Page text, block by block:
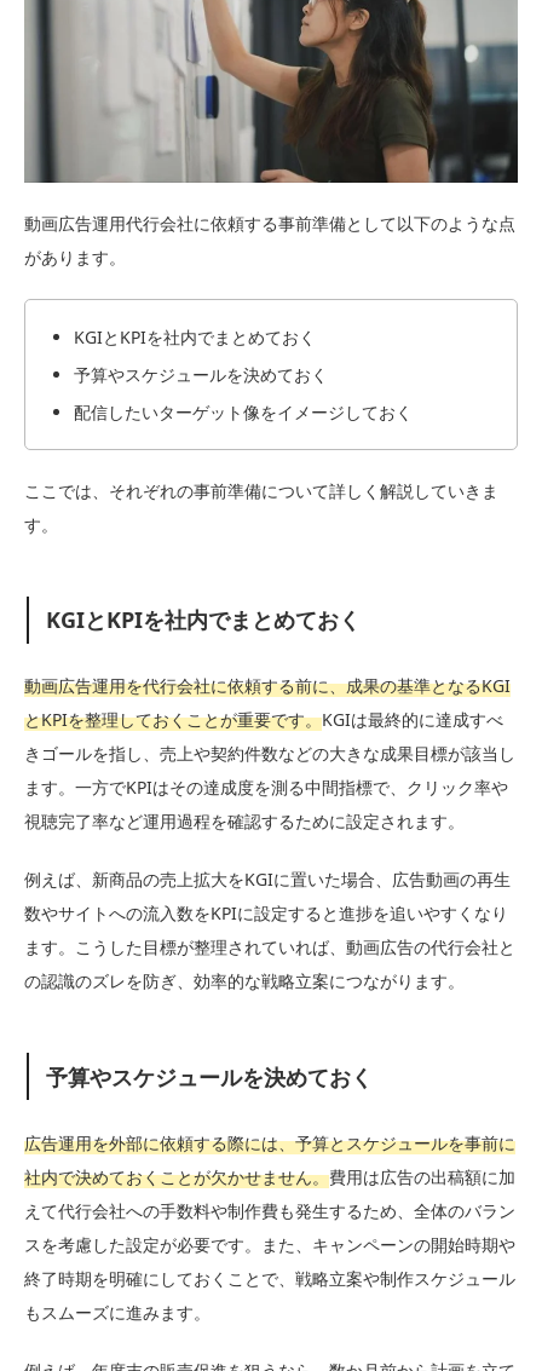
動画広告運用代行会社に依頼する事前準備として以下のような点
があります。
KGIとKPIを社内でまとめておく
予算やスケジュールを決めておく
配信したいターゲット像をイメージしておく
ここでは、それぞれの事前準備について詳しく解説していきま
す。
KGIとKPIを社内でまとめておく
動画広告運用を代行会社に依頼する前に、成果の基準となるKGI
とKPIを整理しておくことが重要です。KGIは最終的に達成すべ
きゴールを指し、売上や契約件数などの大きな成果目標が該当し
ます。一方でKPIはその達成度を測る中間指標で、クリック率や
視聴完了率など運用過程を確認するために設定されます。
例えば、新商品の売上拡大をKGIに置いた場合、広告動画の再生
数やサイトへの流入数をKPIに設定すると進捗を追いやすくなり
ます。こうした目標が整理されていれば、動画広告の代行会社と
の認識のズレを防ぎ、効率的な戦略立案につながります。
予算やスケジュールを決めておく
広告運用を外部に依頼する際には、予算とスケジュールを事前に
社内で決めておくことが欠かせません。費用は広告の出稿額に加
えて代行会社への手数料や制作費も発生するため、全体のバラン
スを考慮した設定が必要です。また、キャンペーンの開始時期や
終了時期を明確にしておくことで、戦略立案や制作スケジュール
もスムーズに進みます。